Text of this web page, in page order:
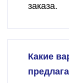
заказа.
Какие